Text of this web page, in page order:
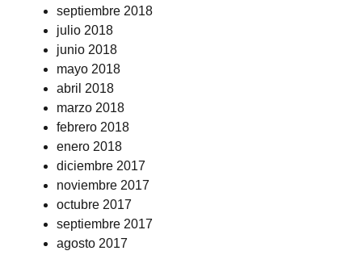
septiembre 2018
julio 2018
junio 2018
mayo 2018
abril 2018
marzo 2018
febrero 2018
enero 2018
diciembre 2017
noviembre 2017
octubre 2017
septiembre 2017
agosto 2017